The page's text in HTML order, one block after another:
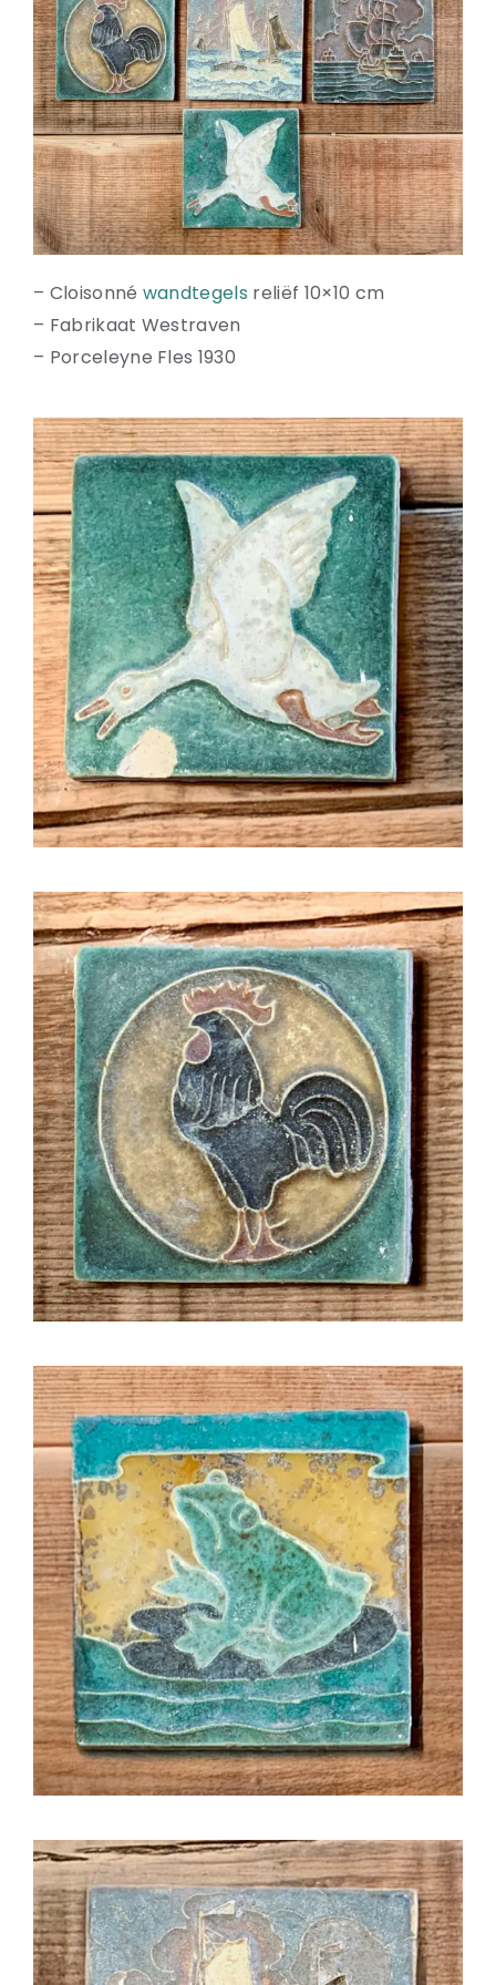
Natuurstenen bakken
Wandtegels
HEKWERK
KASTEN
BANKEN
BALKEN
RADIATOREN
BADEN
LAMPEN
KEUKENBLOKKEN
SCHOUWEN
– Cloisonné wandtegels reliëf 10×10 cm
– Fabrikaat Westraven
– Porceleyne Fles 1930